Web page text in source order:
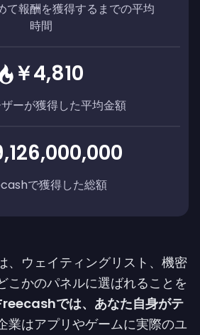
て報酬を獲得するまでの平均
時間
￥4,810
ーが獲得した平均金額
で獲得した総額
、ウェイティングリスト、機密
こかのパネルに選ばれることを
では、あなた自身がテ
業はアプリやゲームに実際のユ